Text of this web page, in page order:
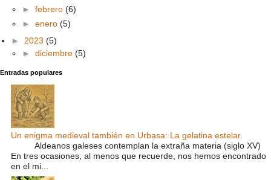
► febrero (6)
► enero (5)
► 2023 (5)
► diciembre (5)
Entradas populares
Un enigma medieval también en Urbasa: La gelatina estelar.
Aldeanos galeses contemplan la extraña materia (siglo XV)
En tres ocasiones, al menos que recuerde, nos hemos encontrado
en el mi...